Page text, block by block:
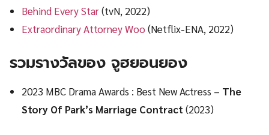
Behind Every Star(tvN, 2022)
Extraordinary Attorney Woo (Netflix-ENA, 2022)
รวมรางวัลของ จูฮยอนยอง
2023 MBC Drama Awards : Best New Actress – The
Story Of Park’s Marriage Contract (2023)